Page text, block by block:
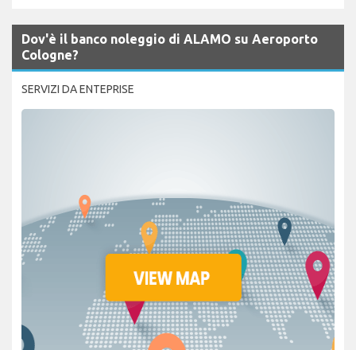
Dov'è il banco noleggio di ALAMO su Aeroporto
Cologne?
SERVIZI DA ENTEPRISE